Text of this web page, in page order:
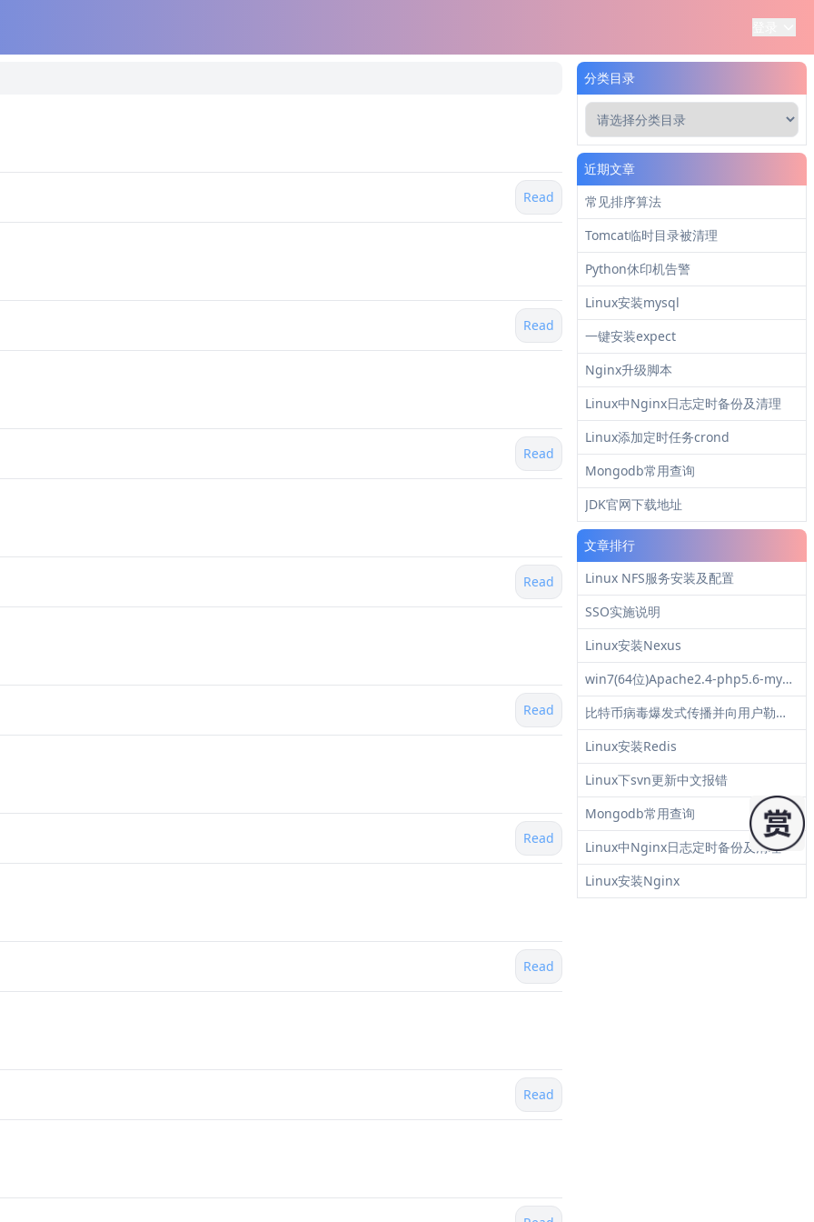
Read
Read
Read
Read
Read
Read
Read
Read
分类目录
近期文章
常见排序算法
Tomcat临时目录被清理
Python休印机告警
Linux安装mysql
一键安装expect
Nginx升级脚本
Linux中Nginx日志定时备份及清理
Linux添加定时任务crond
Mongodb常用查询
JDK官网下载地址
文章排行
Linux NFS服务安装及配置
SSO实施说明
Linux安装Nexus
win7(64位)Apache2.4-php5.6-mysql5.6环境安装
比特币病毒爆发式传播并向用户勒索赎金
Linux安装Redis
Linux下svn更新中文报错
Mongodb常用查询
Linux中Nginx日志定时备份及清理
Linux安装Nginx